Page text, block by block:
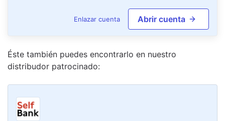
Enlazar cuenta Abrir cuenta
Éste también puedes encontrarlo en nuestro
distribudor patrocinado: